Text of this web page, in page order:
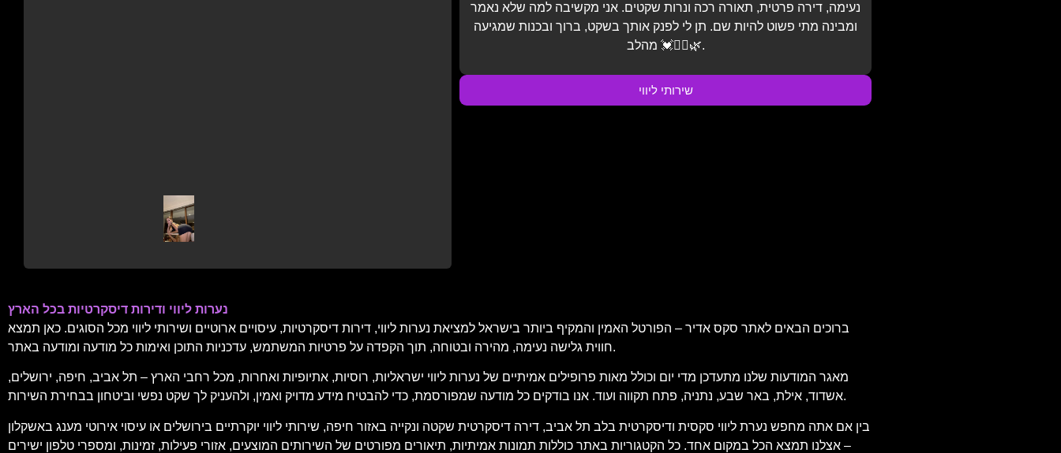
נעימה, דירה פרטית, תאורה רכה ונרות שקטים. אני מקשיבה למה שלא נאמר
ומבינה מתי פשוט להיות שם. תן לי לפנק אותך בשקט, ברוך ובכנות שמגיעה
מהלב 💓💆‍♂️🌿.
שירותי ליווי
נערות ליווי ודירות דיסקרטיות בכל הארץ
ברוכים הבאים לאתר סקס אדיר – הפורטל האמין והמקיף ביותר בישראל למציאת נערות ליווי, דירות דיסקרטיות, עיסויים ארוטיים ושירותי ליווי מכל הסוגים. כאן תמצא
חווית גלישה נעימה, מהירה ובטוחה, תוך הקפדה על פרטיות המשתמש, עדכניות התוכן ואימות כל מודעה ומודעה באתר.
מאגר המודעות שלנו מתעדכן מדי יום וכולל מאות פרופילים אמיתיים של נערות ליווי ישראליות, רוסיות, אתיופיות ואחרות, מכל רחבי הארץ – תל אביב, חיפה, ירושלים,
אשדוד, אילת, באר שבע, נתניה, פתח תקווה ועוד. אנו בודקים כל מודעה שמפורסמת, כדי להבטיח מידע מדויק ואמין, ולהעניק לך שקט נפשי וביטחון בבחירת השירות.
בין אם אתה מחפש נערת ליווי סקסית ודיסקרטית בלב תל אביב, דירה דיסקרטית שקטה ונקייה באזור חיפה, שירותי ליווי יוקרתיים בירושלים או עיסוי אירוטי מענג באשקלון
– אצלנו תמצא הכל במקום אחד. כל הקטגוריות באתר כוללות תמונות אמיתיות, תיאורים מפורטים של השירותים המוצעים, אזורי פעילות, זמינות, ומספרי טלפון ישירים